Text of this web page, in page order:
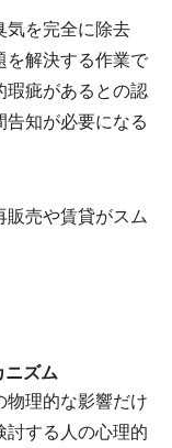
気を完全に除去
を解決する作業で
瑕疵があるとの認
知が必要になる
売や賃貸がスム
ニズム
物理的な影響だけ
する人の心理的